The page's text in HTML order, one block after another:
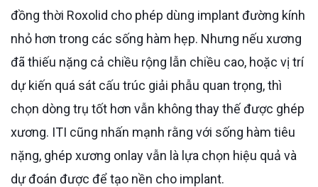
đồng thời Roxolid cho phép dùng implant đường kính
nhỏ hơn trong các sống hàm hẹp. Nhưng nếu xương
đã thiếu nặng cả chiều rộng lẫn chiều cao, hoặc vị trí
dự kiến quá sát cấu trúc giải phẫu quan trọng, thì
chọn dòng trụ tốt hơn vẫn không thay thế được ghép
xương. ITI cũng nhấn mạnh rằng với sống hàm tiêu
nặng, ghép xương onlay vẫn là lựa chọn hiệu quả và
dự đoán được để tạo nền cho implant.